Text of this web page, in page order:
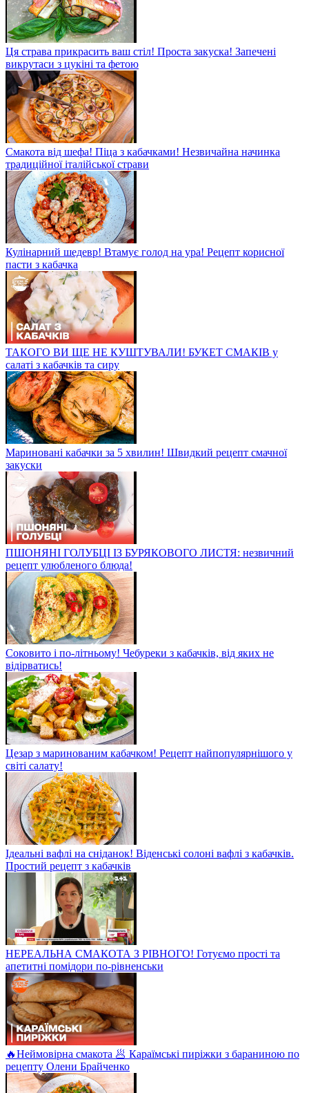
Ця страва прикрасить ваш стіл! Проста закуска! Запечені
викрутаси з цукіні та фетою
Смакота від шефа! Піца з кабачками! Незвичайна начинка
традиційної італійської страви
Кулінарний шедевр! Втамує голод на ура! Рецепт корисної
пасти з кабачка
ТАКОГО ВИ ЩЕ НЕ КУШТУВАЛИ! БУКЕТ СМАКІВ у
салаті з кабачків та сиру
Мариновані кабачки за 5 хвилин! Швидкий рецепт смачної
закуски
ПШОНЯНІ ГОЛУБЦІ ІЗ БУРЯКОВОГО ЛИСТЯ: незвичний
рецепт улюбленого блюда!
Соковито і по-літньому! Чебуреки з кабачків, від яких не
відірватись!
Цезар з маринованим кабачком! Рецепт найпопулярнішого у
світі салату!
Ідеальні вафлі на сніданок! Віденські солоні вафлі з кабачків.
Простий рецепт з кабачків
НЕРЕАЛЬНА СМАКОТА З РІВНОГО! Готуємо прості та
апетитні помідори по-рівненськи
🔥Неймовірна смакота 🥟 Караїмські пиріжки з бараниною по
рецепту Олени Брайченко